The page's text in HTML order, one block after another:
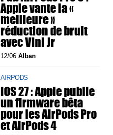
Apple vante la «
meilleure »
réduction de bruit
avec Vini Jr
12/06Alban
AIRPODS
iOS 27 : Apple publie
un firmware bêta
pour les AirPods Pro
et AirPods 4